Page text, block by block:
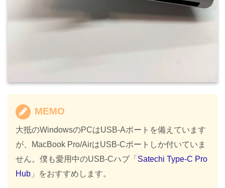
MEMO
大抵のWindowsのPCはUSB-Aポートを備えています
が、MacBook Pro/AirはUSB-Cポートしか付いていま
せん。僕も愛用中のUSB-Cハブ「 Satechi Type-C Pro
Hub 」をおすすめします。